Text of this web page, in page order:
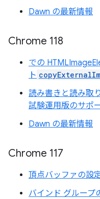
Dawn の最新情報
Chrome 118
での
ト
読み書きと読み取
試験運用版のサポ
Dawn の最新情報
Chrome 117
頂点バッファの設
バインド グループ